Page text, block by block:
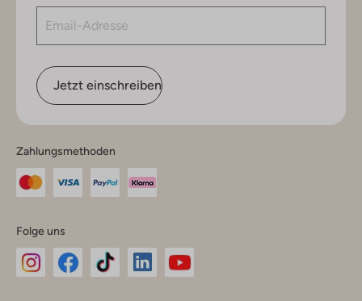
Jetzt einschreiben
Zahlungsmethoden
Folge uns